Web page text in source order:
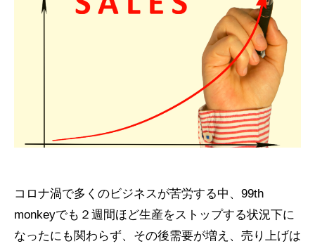
コロナ渦で多くのビジネスが苦労する中、99th
monkeyでも２週間ほど生産をストップする状況下に
なったにも関わらず、その後需要が増え、売り上げは